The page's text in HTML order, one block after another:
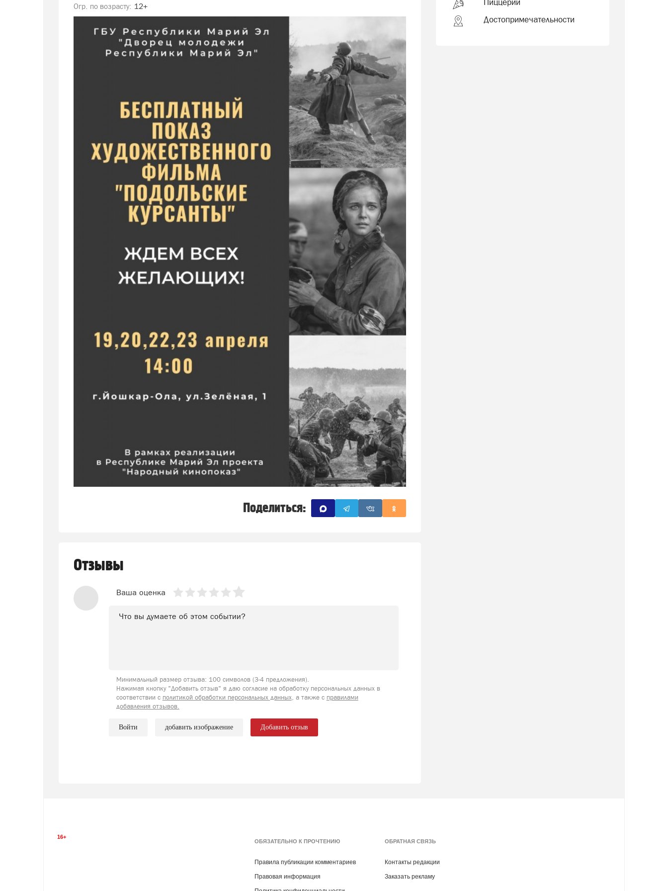
Огр. по возрасту: 12+
Поделиться:
Отзывы
Ваша оценка
Минимальный размер отзыва: 100 символов (3-4 предложения).
Нажимая кнопку "Добавить отзыв" я даю согласие на обработку персональных данных в
соответствии с политикой обработки персональных данных , а также с правилами
добавления отзывов.
Войти добавить изображение Добавить отзыв
Пиццерии
Достопримечательности
16+
ОБЯЗАТЕЛЬНО К ПРОЧТЕНИЮ
Правила публикации комментариев
Правовая информация
ОБРАТНАЯ СВЯЗЬ
Контакты редакции
Заказать рекламу